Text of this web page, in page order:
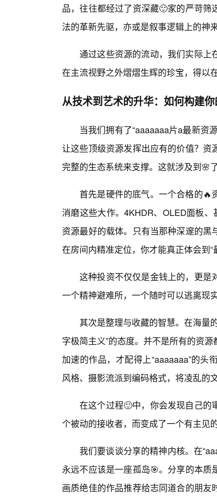
品，往往都经过了资深藏🙂家的严苛
法的革新先驱，亦或是叙事逻辑上的神
通过这些资源的流动，我们实际上
在主流视野之外熠熠生辉的珍宝，得以
从技术到艺术的升华：如何构建
当我们拥有了“aaaaaaa片a最新资
让这些顶级资源发挥出应有的价值？
完整的生态系统来支撑。这就涉及到🌸
首先是硬件的底气。一个合格的
消磨这些大作。4KHDR、OLED面板
资源最好的载体。只有当那种深邃的
在房间内精准定位，你才能真正体会到
这种投资不仅仅是金钱上的，更是
一个精神避难所，一个随时可以逃离现
其次是整理与收藏的智慧。在海量
字极简主义”的态度。并不是所有的资
加速的作品，才配得上“aaaaaaa”的
风格、摄影流派到编码格式，将凌乱的
在这个过程🙂中，你会发现自己的
个被动的接收者，而变成了一个有主见
我们要谈谈分享的精神内核。在
永远不应该是一座孤岛🎯。分享的本
画质绝佳的作品推荐给志同道合的朋